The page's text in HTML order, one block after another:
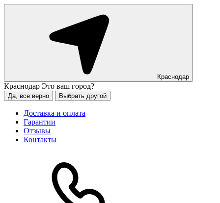
Краснодар
Краснодар Это ваш город?
Да, все верно Выбрать другой
Доставка и оплата
Гарантии
Отзывы
Контакты